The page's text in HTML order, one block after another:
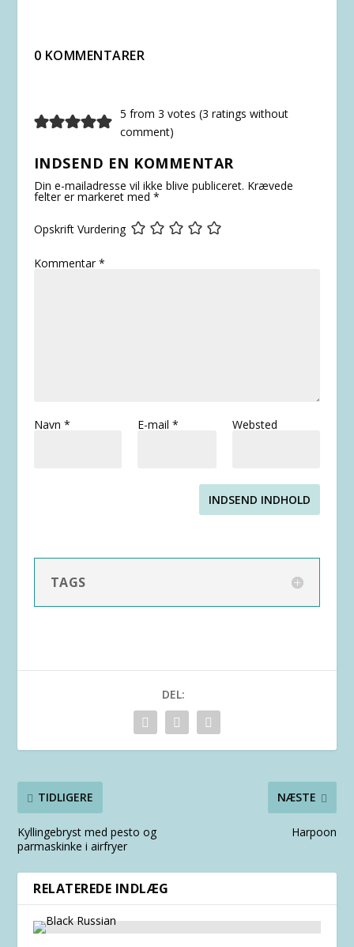
0 KOMMENTARER
5 from 3 votes (3 ratings without
comment)
INDSEND EN KOMMENTAR
Din e-mailadresse vil ikke blive publiceret. Krævede
felter er markeret med *
Opskrift Vurdering
Kommentar*
Navn * E-mail * Websted
INDSEND INDHOLD
TAGS
DEL:
TIDLIGERE
Kyllingebryst med pesto og
parmaskinke i airfryer
NÆSTE
Harpoon
RELATEREDE INDLÆG